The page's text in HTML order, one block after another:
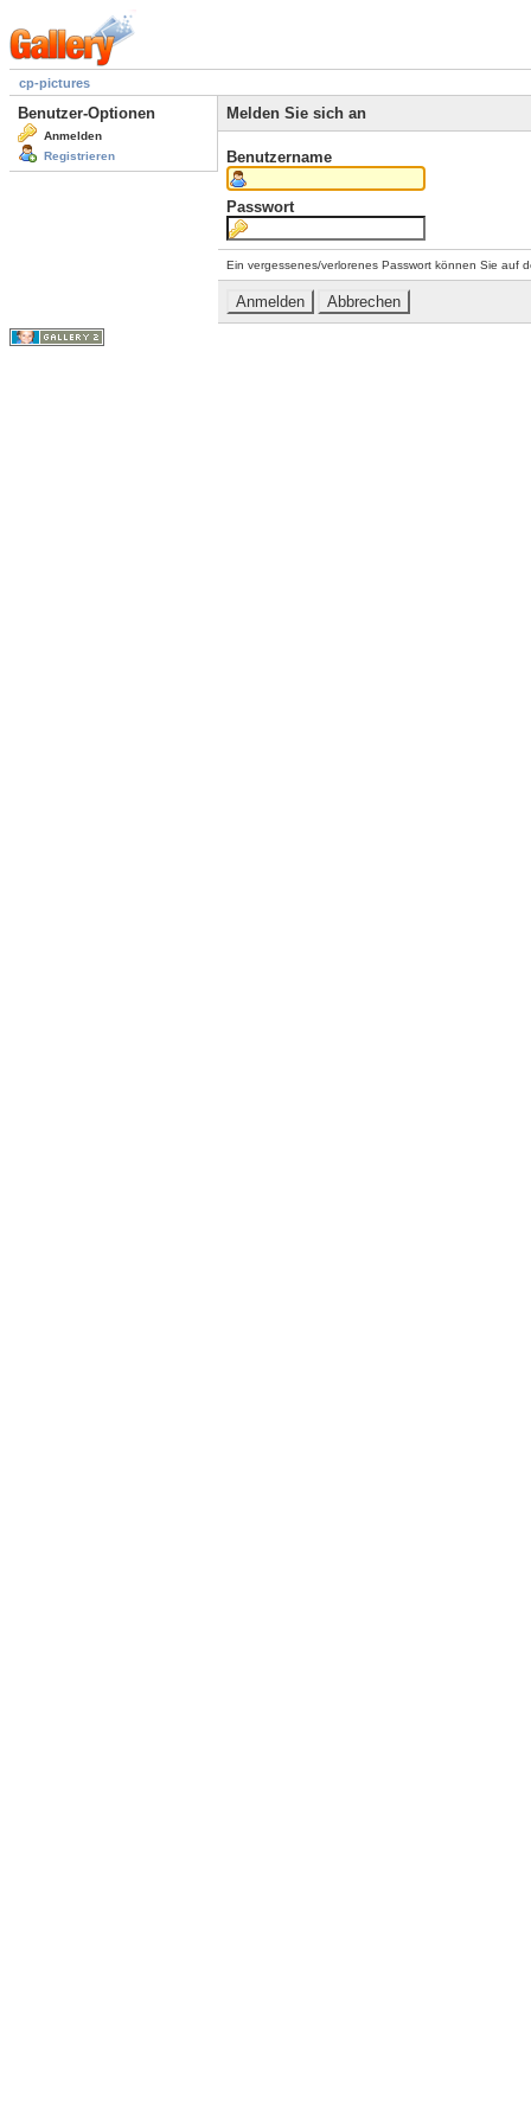
cp-pictures
Benutzer-Optionen
Anmelden
Registrieren
Melden Sie sich an
Benutzername
Passwort
Ein vergessenes/verlorenes Passwort können Sie auf